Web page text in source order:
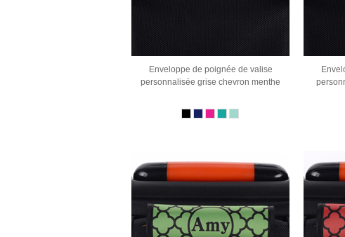
Enveloppe de poignée de valise
personnalisée grise chevron menthe